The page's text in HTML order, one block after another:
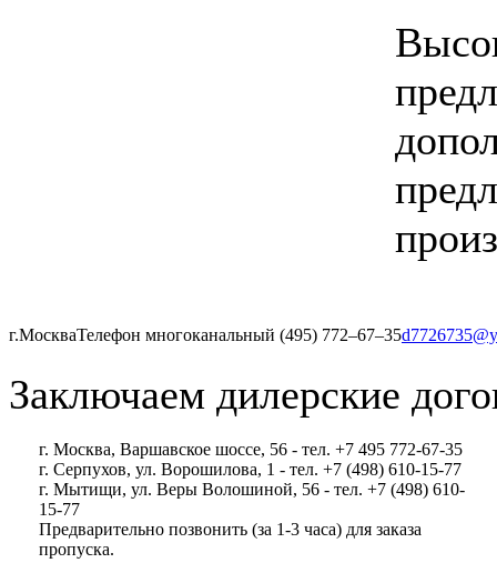
г.МоскваТелефон многоканальный (495) 772‒67‒35
Заключаем дилерские
г. Москва, Варшавское шоссе, 56 - тел. +7 495 772-67-35
г. Серпухов, ул. Ворошилова, 1 - тел. +7 (498) 610-15-77
г. Мытищи, ул. Веры Волошиной, 56 - тел. +7 (498) 610-
15-77
Предварительно позвонить (за 1-3 часа) для заказа
пропуска.